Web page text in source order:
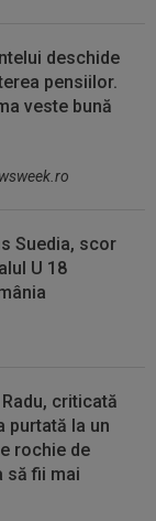
deschide
pensiilor.
veste bună
Suedia, scor
U 18
Radu, criticată
purtată la un
rochie de
să fii mai